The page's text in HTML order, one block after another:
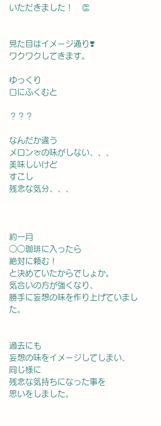
いただきました！　👏
見た目はイメージ通り❣️
ワクワクしてきます。
ゆっくり
口にふくむと
？？？
なんだか違う
メロン🍈の味がしない、、、
美味しいけど
すこし
残念な気分、、、
約一月
◯◯珈琲に入ったら
絶対に頼む！
と決めていたからでしょか。
気合いの方が強くなり、
勝手に妄想の味を作り上げていまし
た。
過去にも
妄想の味をイメージしてしまい、
同じ様に
残念な気持ちになった事を
思いをしました。